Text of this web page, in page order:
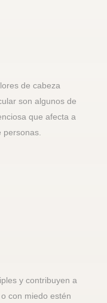
de cabeza
son algunos de
que afecta a
y contribuyen a
con miedo estén